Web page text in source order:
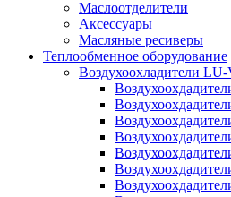
Маслоотделители
Аксессуары
Масляные ресиверы
Теплообменное оборудование
Воздухоохладители